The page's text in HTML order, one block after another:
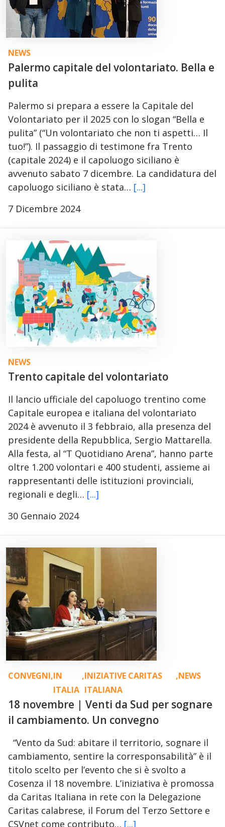
NEWS
Palermo capitale del volontariato. Bella e
pulita
Palermo si prepara a essere la Capitale del
Volontariato per il 2025 con lo slogan “Bella e
pulita” (“Un volontariato che non ti aspetti… Il
tuo!”). Il passaggio di testimone fra Trento
(capitale 2024) e il capoluogo siciliano è
avvenuto sabato 7 dicembre. La candidatura del
capoluogo siciliano è stata… [...]
7 Dicembre 2024
NEWS
Trento capitale del volontariato
Il lancio ufficiale del capoluogo trentino come
Capitale europea e italiana del volontariato
2024 è avvenuto il 3 febbraio, alla presenza del
presidente della Repubblica, Sergio Mattarella.
Alla festa, al “T Quotidiano Arena”, hanno parte
oltre 1.200 volontari e 400 studenti, assieme ai
rappresentanti delle istituzioni provinciali,
regionali e degli… [...]
30 Gennaio 2024
CONVEGNI,IN
ITALIA
,INIZIATIVE CARITAS
ITALIANA
,NEWS
18 novembre | Venti da Sud per sognare
il cambiamento. Un convegno
“Vento da Sud: abitare il territorio, sognare il
cambiamento, sentire la corresponsabilità” è il
titolo scelto per l’evento che si è svolto a
Cosenza il 18 novembre. L’iniziativa è promossa
da Caritas Italiana in rete con la Delegazione
Caritas calabrese, il Forum del Terzo Settore e
CSVnet come contributo… [...]